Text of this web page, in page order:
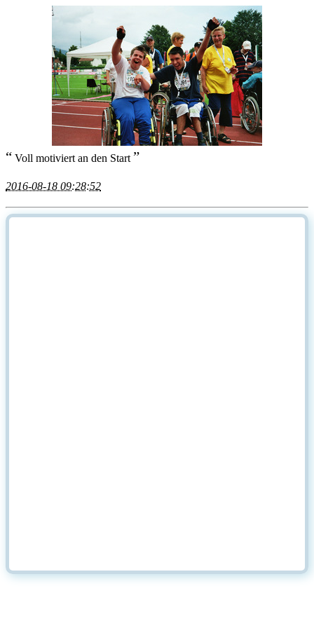
“ Voll motiviert an den Start ”
2016-08-18 09:28:52